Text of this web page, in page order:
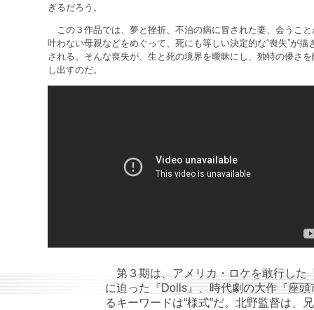
ぎるだろう。
この３作品では、夢と挫折、不治の病に冒された妻、会うこと
叶わない母親などをめぐって、死にも等しい決定的な“喪失”が描
される。そんな喪失が、生と死の境界を曖昧にし、独特の儚さを
し出すのだ。
第３期は、アメリカ・ロケを敢行した
に迫った『Dolls』、時代劇の大作『座
るキーワードは“様式”だ。北野監督は、